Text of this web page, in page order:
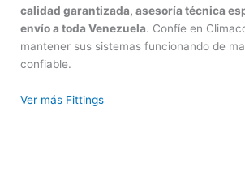
calidad garantizada, asesoría técnica
envío a toda Venezuela. Confíe en
mantener sus sistemas funcionando de
confiable.
Ver más Fittings